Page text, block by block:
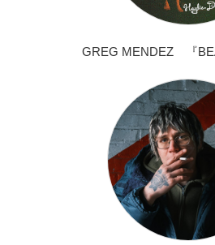
GREG MENDEZ 『